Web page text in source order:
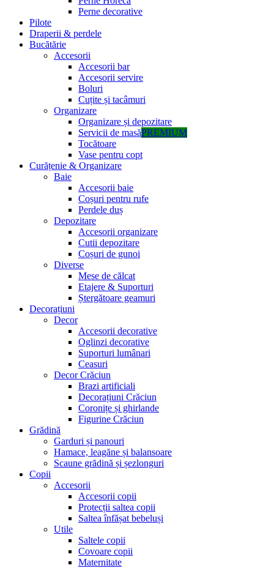
Perne decorative
Pilote
Draperii & perdele
Bucătărie
Accesorii
Accesorii bar
Accesorii servire
Boluri
Cuțite și tacâmuri
Organizare
Organizare și depozitare
Servicii de masăPREMIUM
Tocătoare
Vase pentru copt
Curățenie & Organizare
Baie
Accesorii baie
Coșuri pentru rufe
Perdele duș
Depozitare
Accesorii organizare
Cutii depozitare
Coșuri de gunoi
Diverse
Mese de călcat
Etajere & Suporturi
Ștergătoare geamuri
Decorațiuni
Decor
Accesorii decorative
Oglinzi decorative
Suporturi lumânari
Ceasuri
Decor Crăciun
Brazi artificiali
Decorațiuni Crăciun
Coronițe și ghirlande
Figurine Crăciun
Grădină
Garduri și panouri
Hamace, leagăne și balansoare
Scaune grădină și șezlonguri
Copii
Accesorii
Accesorii copii
Protecții saltea copii
Saltea înfășat bebeluși
Utile
Saltele copii
Covoare copii
Maternitate